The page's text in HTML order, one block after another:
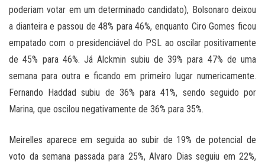
poderiam votar em um determinado candidato), Bolsonaro deixou
a dianteira e passou de 48% para 46%, enquanto Ciro Gomes ficou
empatado com o presidenciável do PSL ao oscilar positivamente
de 45% para 46%. Já Alckmin subiu de 39% para 47% de uma
semana para outra e ficando em primeiro lugar numericamente.
Fernando Haddad subiu de 36% para 41%, sendo seguido por
Marina, que oscilou negativamente de 36% para 35%.
Meirelles aparece em seguida ao subir de 19% de potencial de
voto da semana passada para 25%, Alvaro Dias seguiu em 22%,